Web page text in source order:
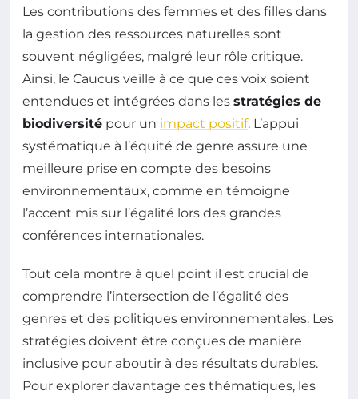
Les contributions des femmes et des filles dans
la gestion des ressources naturelles sont
souvent négligées, malgré leur rôle critique.
Ainsi, le Caucus veille à ce que ces voix soient
entendues et intégrées dans les stratégies de
biodiversité pour un impact positif. L’appui
systématique à l’équité de genre assure une
meilleure prise en compte des besoins
environnementaux, comme en témoigne
l’accent mis sur l’égalité lors des grandes
conférences internationales.
Tout cela montre à quel point il est crucial de
comprendre l’intersection de l’égalité des
genres et des politiques environnementales. Les
stratégies doivent être conçues de manière
inclusive pour aboutir à des résultats durables.
Pour explorer davantage ces thématiques, les